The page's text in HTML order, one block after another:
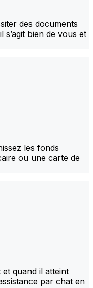
des documents
s’agit bien de vous et
les fonds
ou une carte de
quand il atteint
par chat en